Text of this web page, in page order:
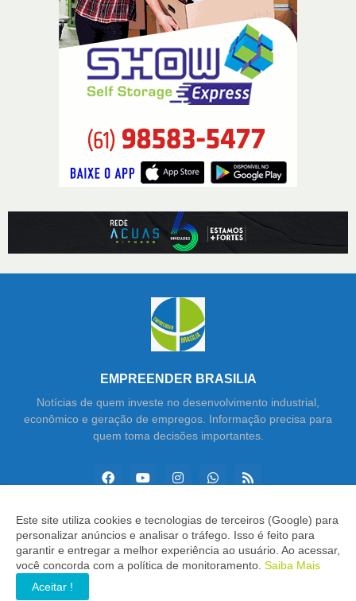
EMPREENDER BRASILIA
Notícias de quem investe no desenvolvimento industrial,
econômico e geração de empregos. Informação precisa para
quem toma decisões importantes.
Copyright ©2026Empreender Brasília
INÍCIO SOBRE CONTATO LGPD
EXPEDIENTE
Este site utiliza cookies e tecnologias de terceiros (Google) para
personalizar anúncios e analisar o tráfego. Isso é feito para
garantir e entregar a melhor experiência ao usuário. Ao acessar,
você concorda com a política de monitoramento. Saiba Mais
Aceitar !